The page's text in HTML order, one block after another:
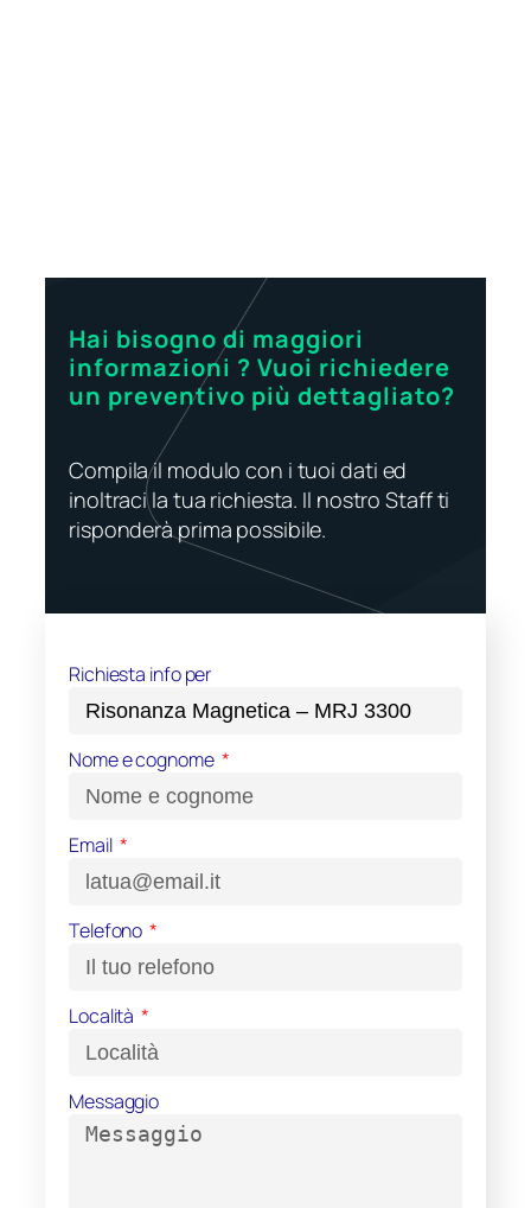
Richiesta info per
Nome e cognome
Email
Telefono
Località
Messaggio
Hai bisogno di maggiori
informazioni ? Vuoi richiedere
un preventivo più dettagliato?
Compila il modulo con i tuoi dati ed
inoltraci la tua richiesta. Il nostro Staff ti
risponderà prima possibile.